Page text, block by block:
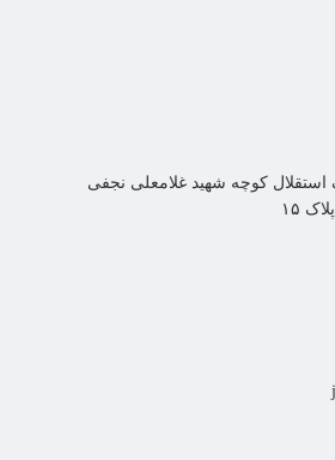
کوچه شهید غلامعلی نجفی
۱۵